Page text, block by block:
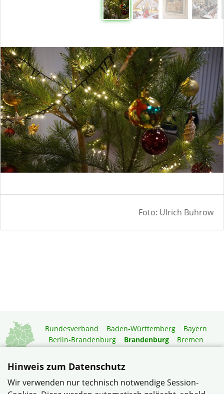
Foto: Ulrich Buhrow
Bundesverband Baden-Württemberg
Bayern
Berlin-Brandenburg
Brandenburg
Bremen
Niedersachsen
Rheinland-Pfalz
Saarland
Sachsen-Anhalt
Schleswig-Holstein Thüringen
Hinweis zum Datenschutz
Wir verwenden nur technisch notwendige Session-